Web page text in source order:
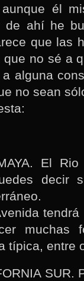
él
de ahí he
que las
no sé a
alguna
no sean
El
decir
muchas
típica, entre
SUR.